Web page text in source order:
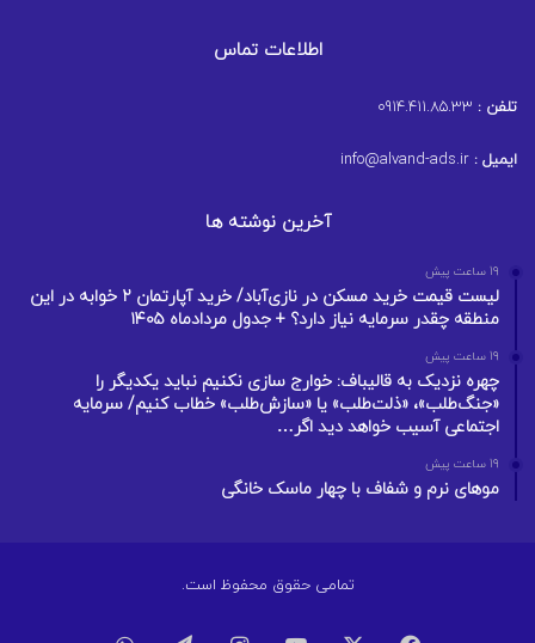
اطلاعات تماس
تلفن :
ایمیل :
آخرین نوشته ها
19 ساعت پیش
لیست قیمت خرید مسکن در نازی‌آباد/ خرید آپارتمان ۲ خوابه در این
منطقه چقدر سرمایه نیاز دارد؟ + جدول مردادماه ۱۴۰۵
19 ساعت پیش
چهره نزدیک به قالیباف: خوارج سازی نکنیم نباید یکدیگر را
«جنگ‌طلب»، «ذلت‌طلب» یا «سازش‌طلب» خطاب کنیم/ سرمایه
اجتماعی آسیب خواهد دید اگر…
19 ساعت پیش
موهای نرم و شفاف با چهار ماسک خانگی
تمامی حقوق محفوظ است.